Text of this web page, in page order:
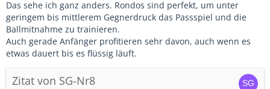
Das sehe ich ganz anders. Rondos sind perfekt, um unter
geringem bis mittlerem Gegnerdruck das Passspiel und die
Ballmitnahme zu trainieren.
Auch gerade Anfänger profitieren sehr davon, auch wenn es
etwas dauert bis es flüssig läuft.
Zitat von SG-Nr8